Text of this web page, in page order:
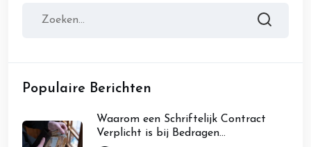
Populaire Berichten
Waarom een Schriftelijk Contract
Verplicht is bij Bedragen...